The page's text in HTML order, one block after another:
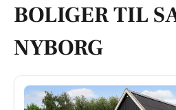
BOLIGER TIL
NYBORG